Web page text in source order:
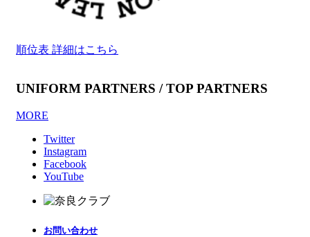
順位表 詳細はこちら
UNIFORM PARTNERS / TOP PARTNERS
MORE
Twitter
Instagram
Facebook
YouTube
お問い合わせ